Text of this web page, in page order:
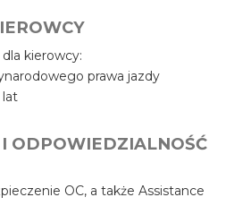
kierowcy:
prawa jazdy
ODPOWIEDZIALNOŚĆ
OC, a także Assistance